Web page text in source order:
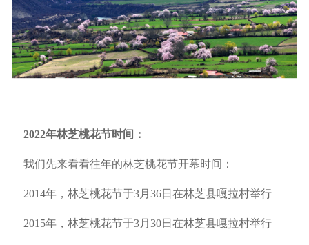
2022年林芝桃花节时间：
我们先来看看往年的林芝桃花节开幕时间：
2014年，林芝桃花节于3月36日在林芝县嘎拉村举行
2015年，林芝桃花节于3月30日在林芝县嘎拉村举行